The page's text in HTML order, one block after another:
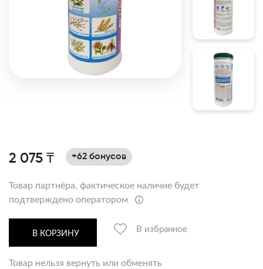
2 075 ₸ +62 бонусов
Товар партнёра, фактическое наличие будет
подтверждено оператором
В КОРЗИНУ
В избранное
Товар нельзя вернуть или обменять